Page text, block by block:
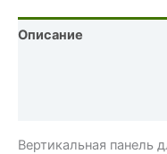
Ботанический
сад
Описание
Вертикальная панель